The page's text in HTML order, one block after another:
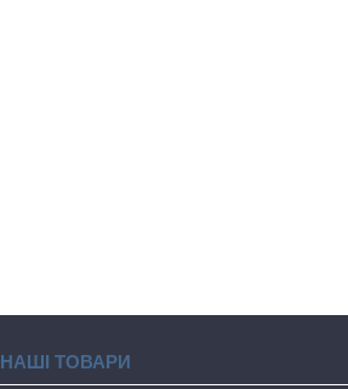
НАШІ ТОВАРИ